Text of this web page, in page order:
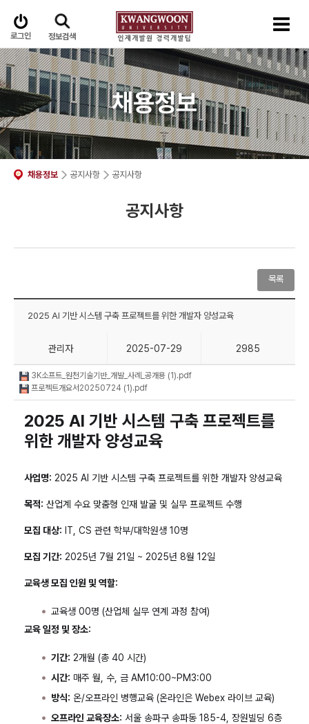
로그인 정보검색
채용정보
채용정보 공지사항 공지사항
공지사항
목록
2025 AI 기반 시스템 구축 프로젝트를 위한 개발자 양성교육
관리자 2025-07-29 2985
3K소프트_원천기술기반_개발_사례_공개용 (1).pdf
프로젝트개요서20250724 (1).pdf
2025 AI 기반 시스템 구축 프로젝트를
위한 개발자 양성교육
사업명: 2025 AI 기반 시스템 구축 프로젝트를 위한 개발자 양성교육
목적: 산업계 수요 맞춤형 인재 발굴 및 실무 프로젝트 수행
모집 대상: IT, CS 관련 학부/대학원생 10명
모집 기간: 2025년 7월 21일 ~ 2025년 8월 12일
교육생 모집 인원 및 역할:
교육생 00명 (산업체 실무 연계 과정 참여)
교육 일정 및 장소:
기간: 2개월 (총 40 시간)
시간: 매주 월, 수, 금 AM10:00~PM3:00
방식: 온/오프라인 병행교육 (온라인은 Webex 라이브 교육)
오프라인 교육장소: 서울 송파구 송파동 185-4, 장원빌딩 6층